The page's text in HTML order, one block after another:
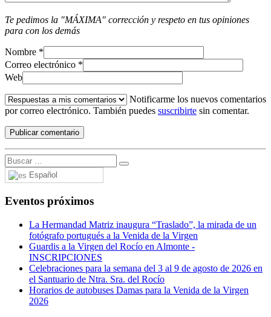
Te pedimos la "MÁXIMA" corrección y respeto en tus opiniones
para con los demás
Nombre *
Correo electrónico *
Web
Notificarme los nuevos comentarios
por correo electrónico. También puedes suscribirte sin comentar.
Español
Eventos próximos
La Hermandad Matriz inaugura “Traslado”, la mirada de un
fotógrafo portugués a la Venida de la Virgen
Guardis a la Virgen del Rocío en Almonte -
INSCRIPCIONES
Celebraciones para la semana del 3 al 9 de agosto de 2026 en
el Santuario de Ntra. Sra. del Rocío
Horarios de autobuses Damas para la Venida de la Virgen
2026